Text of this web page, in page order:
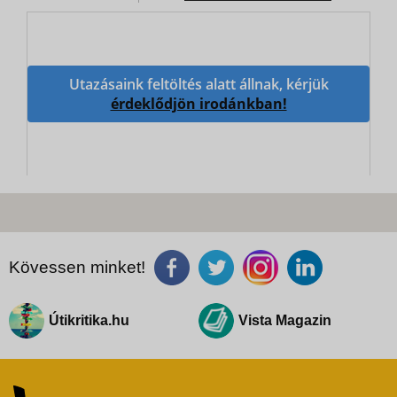
Utazásaink feltöltés alatt állnak, kérjük
érdeklődjön irodánkban!
Kövessen minket!
Útikritika.hu Vista Magazin